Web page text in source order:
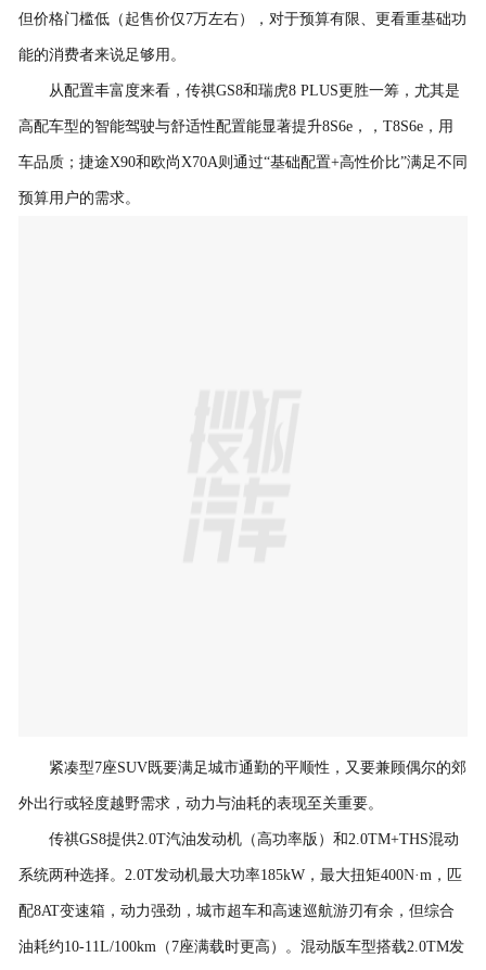
但价格门槛低（起售价仅7万左右），对于预算有限、更看重基础功
能的消费者来说足够用。
从配置丰富度来看，传祺GS8和瑞虎8 PLUS更胜一筹，尤其是
高配车型的智能驾驶与舒适性配置能显著提升8S6e，，T8S6e，用
车品质；捷途X90和欧尚X70A则通过“基础配置+高性价比”满足不同
预算用户的需求。
紧凑型7座SUV既要满足城市通勤的平顺性，又要兼顾偶尔的郊
外出行或轻度越野需求，动力与油耗的表现至关重要。
传祺GS8提供2.0T汽油发动机（高功率版）和2.0TM+THS混动
系统两种选择。2.0T发动机最大功率185kW，最大扭矩400N·m，匹
配8AT变速箱，动力强劲，城市超车和高速巡航游刃有余，但综合
油耗约10-11L/100km（7座满载时更高）。混动版车型搭载2.0TM发